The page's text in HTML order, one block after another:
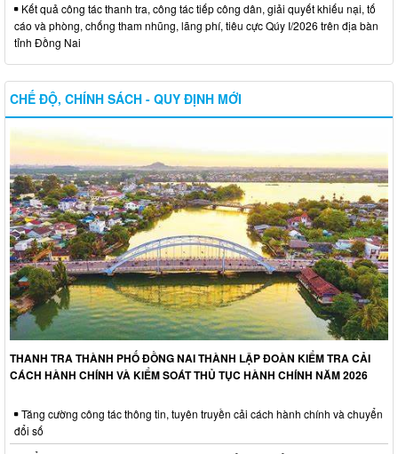
Kết quả công tác thanh tra, công tác tiếp công dân, giải quyết khiếu nại, tố
cáo và phòng, chống tham nhũng, lãng phí, tiêu cực Qúy I/2026 trên địa bàn
tỉnh Đồng Nai
CHẾ ĐỘ, CHÍNH SÁCH - QUY ĐỊNH MỚI
THANH TRA THÀNH PHỐ ĐỒNG NAI THÀNH LẬP ĐOÀN KIỂM TRA CẢI
CÁCH HÀNH CHÍNH VÀ KIỂM SOÁT THỦ TỤC HÀNH CHÍNH NĂM 2026
Tăng cường công tác thông tin, tuyên truyền cải cách hành chính và chuyển
đổi số